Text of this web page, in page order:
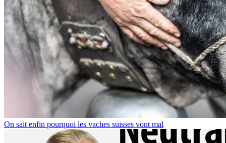
On sait enfin pourquoi les vaches suisses vont mal